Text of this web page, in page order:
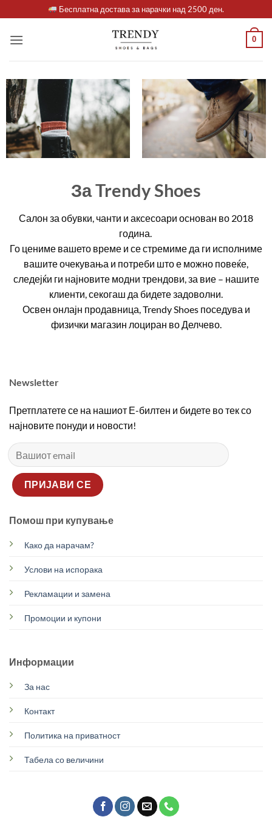
to
content
Бесплатна достава за нарачки над 2500 ден.
0
За Trendy Shoes
Салон за обувки, чанти и аксесоари основан во 2018
година.
Го цениме вашето време и се стремиме да ги исполниме
вашите очекувања и потреби што е можно повеќе,
следејќи ги најновите модни трендови, за вие – нашите
клиенти, секогаш да бидете задоволни.
Освен онлајн продавница, Trendy Shoes поседува и
физички магазин лоциран во Делчево.
Newsletter
Претплатете се на нашиот Е-билтен и бидете во тек со
најновите понуди и новости!
Помош при купување
Како да нарачам?
Услови на испорака
Рекламации и замена
Промоции и купони
Информации
За нас
Контакт
Политика на приватност
Табела со величини